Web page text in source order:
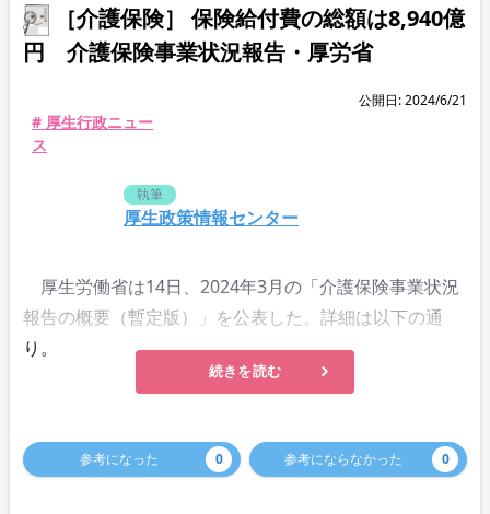
［介護保険］ 保険給付費の総額は8,940億
円 介護保険事業状況報告・厚労省
公開日: 2024/6/21
# 厚生行政ニュー
ス
執筆
厚生政策情報センター
厚生労働省は14日、2024年3月の「介護保険事業状況
報告の概要（暫定版）」を公表した。詳細は以下の通
り。
続きを読む
参考になった 0 参考にならなかった 0